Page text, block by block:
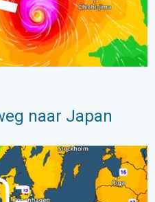
naar Japan
West- en Midden-Europa. . .